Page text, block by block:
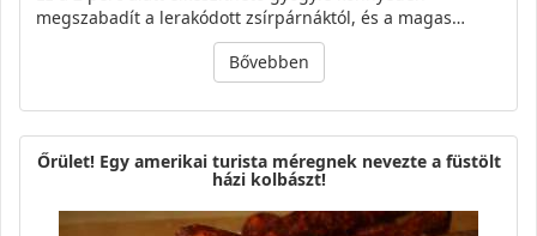
megszabadít a lerakódott zsírpárnáktól, és a magas…
Bővebben
Őrület! Egy amerikai turista méregnek nevezte a füstölt
házi kolbászt!